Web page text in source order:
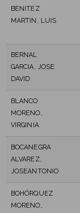
BENITEZ
MARTIN, LUIS
BERNAL
GARCIA, JOSE
DAVID
BLANCO
MORENO,
VIRGINIA
BOCANEGRA
ALVAREZ,
JOSEANTONIO
BOHÓRQUEZ
MORENO,